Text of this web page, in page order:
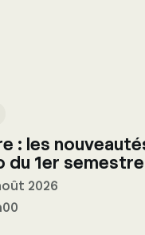
: les
du 1er
2026